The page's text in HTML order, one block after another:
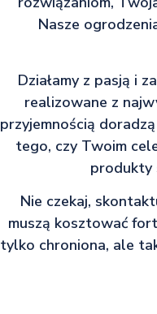
Nasze
Działamy z pasją i
realizowane z
przyjemnością
tego, czy Twoim
produkty
Nie czekaj,
muszą kosztować
tylko chroniona, ale